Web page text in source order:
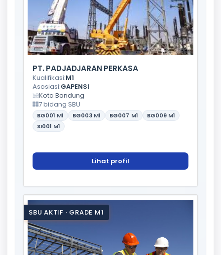
PT. PADJADJARAN PERKASA
Kualifikasi:M1
Asosiasi:GAPENSI
Kota Bandung
7 bidang SBU
BG001 M1 BG003 M1 BG007 M1 BG009 M1
SI001 M1
Lihat profil
SBU AKTIF · GRADE M1